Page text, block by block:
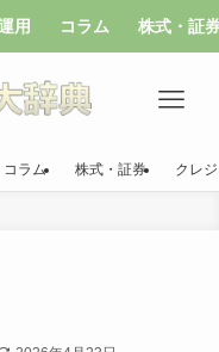
用 コラム 株式・証
コラム 株式・証券 クレ